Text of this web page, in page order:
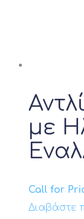
με
Call for
Διαβάστε